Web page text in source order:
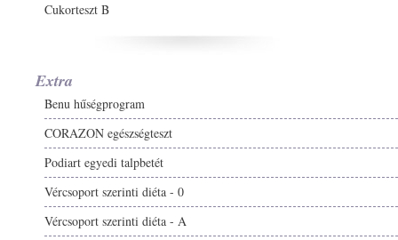
Cukorteszt B
Extra
Benu hűségprogram
CORAZON egészségteszt
Podiart egyedi talpbetét
Vércsoport szerinti diéta - 0
Vércsoport szerinti diéta - A